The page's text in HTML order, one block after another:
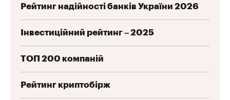
Рейтинг надійності банків України 2026
Інвестиційний рейтинг – 2025
ТОП 200 компаній
Рейтинг криптобірж